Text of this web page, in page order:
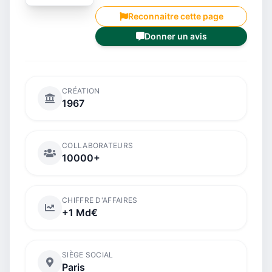
Reconnaitre cette page
Donner un avis
CRÉATION
1967
COLLABORATEURS
10000+
CHIFFRE D'AFFAIRES
+1 Md€
SIÈGE SOCIAL
Paris